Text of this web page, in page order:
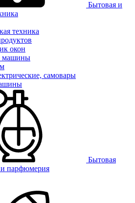
Бытовая и
техника
окон
машины
самовары
Бытовая
и парфюмерия